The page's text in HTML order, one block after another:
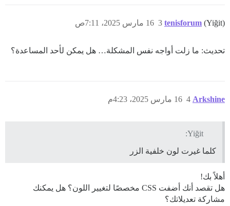
tenisforum (Yiğit) 16 مارس 2025، 7:11ص 3
تحديث: ما زلت أواجه نفس المشكلة… هل يمكن لأحد المساعدة؟
Arkshine 16 مارس 2025، 4:23م 4
Yiğit:
كلما غيرت لون خلفية الزر
أهلاً بك!
هل تقصد أنك أضفت CSS مخصصًا لتغيير اللون؟ هل يمكنك
مشاركة تعديلاتك؟